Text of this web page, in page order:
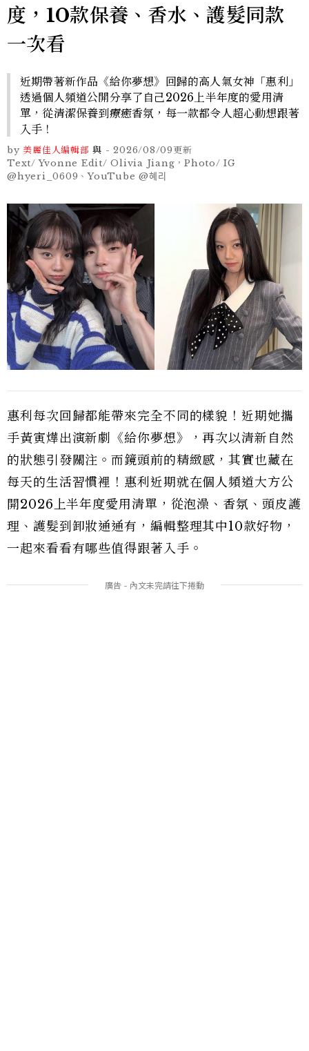
度，10款保養、香水、護髮同款
一次看
近期帶著新作品《給你夢想》回歸的高人氣女神「惠利」
透過個人頻道公開分享了自己2026上半年度的愛用清
單，從清潔保養到療癒香氛，每一款都令人超心動想跟著
入手！
by 美麗佳人編輯部 與 -2026/08/09更新
Text/ Yvonne Edit/ Olivia Jiang，Photo/ IG
@hyeri_0609、YouTube @혜리
惠利每次回歸都能帶來完全不同的樣貌！近期她攜
手黃寅燁出演新劇《給你夢想》，再次以清新自然
的狀態引發關注。而鏡頭前的精緻感，其實也藏在
每天的生活習慣裡！惠利近期就在個人頻道大方公
開2026上半年度愛用清單，從泡澡、香氛、頭皮護
理、護髮到卸妝通通有，編輯整理其中10款好物，
一起來看看有哪些值得跟著入手。